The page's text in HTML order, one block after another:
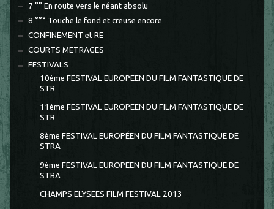
7 °° En route vers le néant absolu
8 °°° Touche le fond et creuse encore
CONFINEMENT et RE
COURTS METRAGES
FESTIVALS
10ème FESTIVAL EUROPEEN DU FILM FANTASTIQUE DE
STR
11ème FESTIVAL EUROPEEN DU FILM FANTASTIQUE DE
STR
8ème FESTIVAL EUROPÉEN DU FILM FANTASTIQUE DE
STRA
9ème FESTIVAL EUROPEEN DU FILM FANTASTIQUE DE
STRA
CHAMPS ELYSEES FILM FESTIVAL 2013